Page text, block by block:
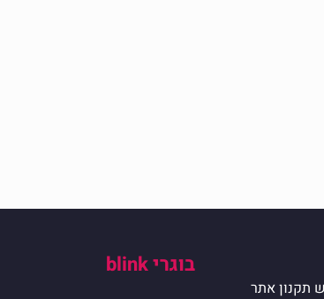
תקנון אתר
בוגרי blink